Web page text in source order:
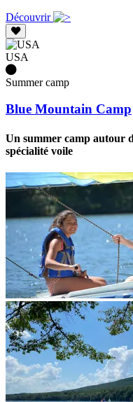
Découvrir
USA
Summer camp
Blue Mountain Camp
Un summer camp autour
spécialité voile